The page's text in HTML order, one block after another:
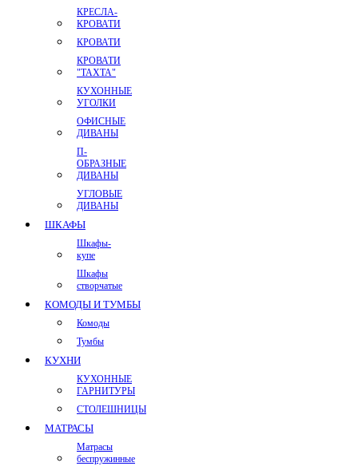
КРЕСЛА-
КРОВАТИ
КРОВАТИ
КРОВАТИ
"ТАХТА"
КУХОННЫЕ
УГОЛКИ
ОФИСНЫЕ
ДИВАНЫ
П-
ОБРАЗНЫЕ
ДИВАНЫ
УГЛОВЫЕ
ДИВАНЫ
ШКАФЫ
Шкафы-
купе
Шкафы
створчатые
КОМОДЫ И ТУМБЫ
Комоды
Тумбы
КУХНИ
КУХОННЫЕ
ГАРНИТУРЫ
СТОЛЕШНИЦЫ
МАТРАСЫ
Матрасы
беспружинные